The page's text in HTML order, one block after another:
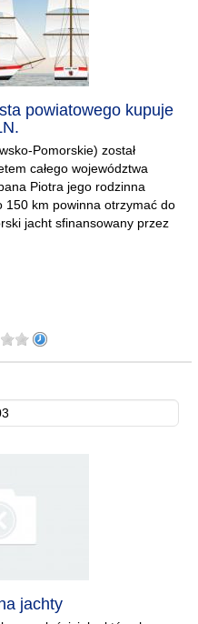
powiatowego kupuje
Pomorskie) został
całego województwa
Piotra jego rodzinna
150 km powinna otrzymać do
jacht sfinansowany przez
jachty